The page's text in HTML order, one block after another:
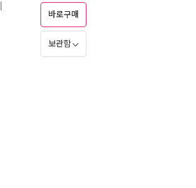
바로구매
보관함